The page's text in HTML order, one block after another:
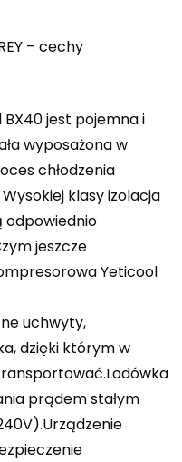
– cechy
jest pojemna i
wyposażona w
chłodzenia
klasy izolacja
odpowiednio
jeszcze
Yeticool
uchwyty,
dzięki którym w
prądem stałym